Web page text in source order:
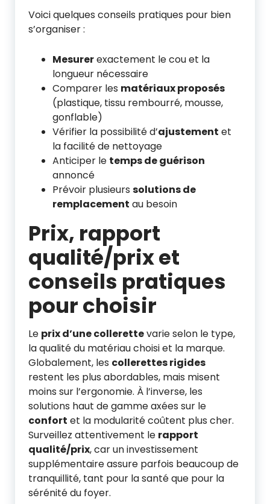
Voici quelques conseils pratiques pour bien
s’organiser :
Mesurerexactement le cou et la
longueur nécessaire
Comparer les matériaux proposés
(plastique, tissu rembourré, mousse,
gonflable)
Vérifier la possibilité d’ajustement et
la facilité de nettoyage
Anticiper le temps de guérison
annoncé
Prévoir plusieurs solutions de
remplacement au besoin
Prix, rapport
qualité/prix et
conseils pratiques
pour choisir
Le prix d’une collerettevarie selon le type,
la qualité du matériau choisi et la marque.
Globalement, les collerettes rigides
restent les plus abordables, mais misent
moins sur l’ergonomie. À l’inverse, les
solutions haut de gamme axées sur le
confort et la modularité coûtent plus cher.
Surveillez attentivement le rapport
qualité/prix, car un investissement
supplémentaire assure parfois beaucoup de
tranquillité, tant pour la santé que pour la
sérénité du foyer.